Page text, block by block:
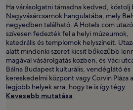
Ha várásolgatni támadna kedved, kóstolj
Nagyvásárcsarnok hangulatába, mely
negyedben található. A Hotels.com
szívesen fedezték fel a helyi múzeumok,
katedrális és templomok helyszíneit.
alatt mindenki szeret kicsit bőkezűbb
magával vásárolgatás közben, és Váci
Bálna Budapest kulturális, vendéglátó és
kereskedelmi központ vagy Corvin Pláza a
legjobb helyek arra, hogy te is így tégy.
Kevesebb mutatása